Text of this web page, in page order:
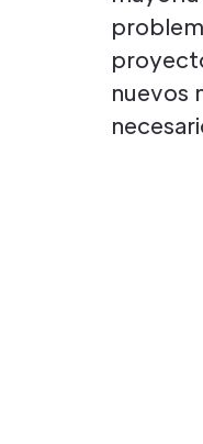
nuevos